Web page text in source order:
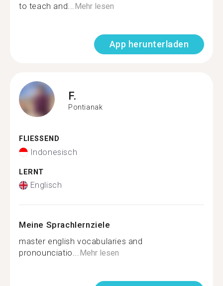
to teach and...Mehr lesen
App herunterladen
F.
Pontianak
FLIESSEND
Indonesisch
LERNT
Englisch
Meine Sprachlernziele
master english vocabularies and
pronounciatio...Mehr lesen